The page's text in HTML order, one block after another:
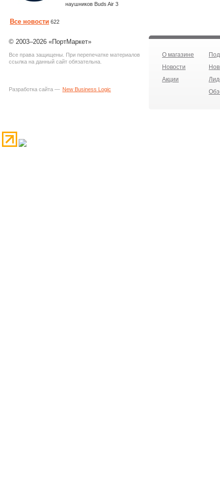
наушников Buds Air 3
Все новости 622
© 2003–2026 «ПортМаркет»
Все права защищены. При перепечатке материалов
ссылка на данный сайт обязательна.
Разработка сайта — New Business Logic
О магазине
Новости
Акции